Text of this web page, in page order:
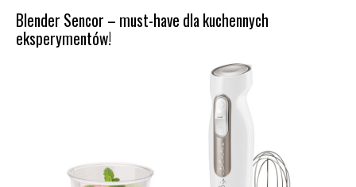
Blender Sencor – must-have dla kuchennych
eksperymentów!